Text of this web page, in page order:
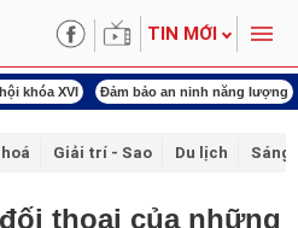
TIN MỚI
khóa XVI Đảm bảo an ninh năng lượng
Giải trí - Sao Du lịch Sáng
thoại của những